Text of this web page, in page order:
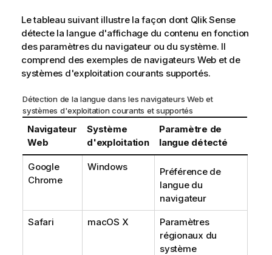
Le tableau suivant illustre la façon dont Qlik Sense
détecte la langue d'affichage du contenu en fonction
des paramètres du navigateur ou du système. Il
comprend des exemples de navigateurs Web et de
systèmes d'exploitation courants supportés.
Détection de la langue dans les navigateurs Web et
systèmes d'exploitation courants et supportés
Navigateur
Web
Système
d'exploitation
Paramètre de
langue détecté
Google
Chrome
Windows
Préférence de
langue du
navigateur
Safari macOS X
Paramètres
régionaux du
système